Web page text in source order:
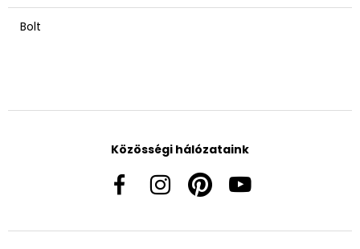
Bolt
Közösségi hálózataink